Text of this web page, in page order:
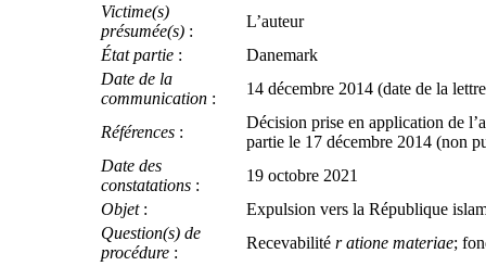
Victime(s)
présumée(s) :
L’auteur
État partie :
Danemark
Date de la
communication :
14 décembre 2014 (date de la
Références :
Décision prise en application de
partie le 17 décembre 2014 (non
Date des
constatations :
19 octobre 2021
Objet:
Expulsion vers la République
Question(s) de
procédure :
Recevabilité r atione materiae;